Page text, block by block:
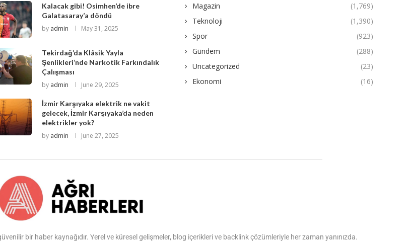
Kalacak gibi! Osimhen’de ibre
Galatasaray’a döndü
by admin May 31, 2025
Tekirdağ’da Klâsik Yayla
Şenlikleri’nde Narkotik Farkındalık
Çalışması
by admin June 29, 2025
İzmir Karşıyaka elektrik ne vakit
gelecek, İzmir Karşıyaka’da neden
elektrikler yok?
by admin June 27, 2025
Magazin
(1,769)
Teknoloji
(1,390)
Spor
(923)
Gündem
(288)
Uncategorized
(23)
Ekonomi
(16)
bir haber kaynağıdır. Yerel ve küresel gelişmeler, blog içerikleri ve backlink çözümleriyle her zaman yanınızda.